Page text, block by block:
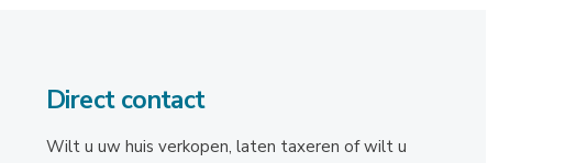
Direct contact
Wilt u uw huis verkopen, laten taxeren of wilt u